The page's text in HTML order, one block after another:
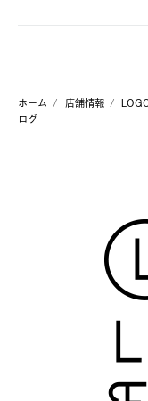
ホーム 店舗情報
ログ